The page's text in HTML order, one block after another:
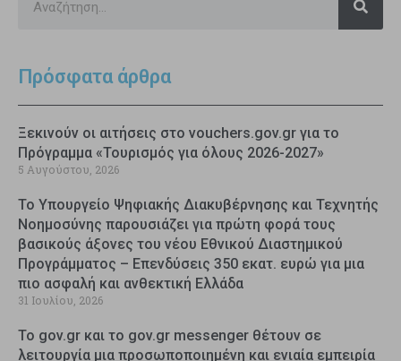
Πρόσφατα άρθρα
Ξεκινούν οι αιτήσεις στο vouchers.gov.gr για το
Πρόγραμμα «Τουρισμός για όλους 2026-2027»
5 Αυγούστου, 2026
Το Υπουργείο Ψηφιακής Διακυβέρνησης και Τεχνητής
Νοημοσύνης παρουσιάζει για πρώτη φορά τους
βασικούς άξονες του νέου Εθνικού Διαστημικού
Προγράμματος – Επενδύσεις 350 εκατ. ευρώ για μια
πιο ασφαλή και ανθεκτική Ελλάδα
31 Ιουλίου, 2026
Το gov.gr και το gov.gr messenger θέτουν σε
λειτουργία μια προσωποποιημένη και ενιαία εμπειρία